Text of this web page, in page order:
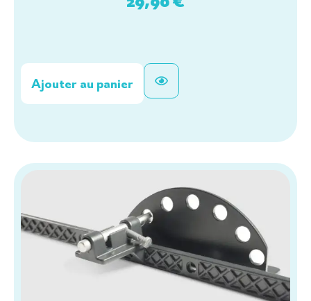
Ajouter au panier